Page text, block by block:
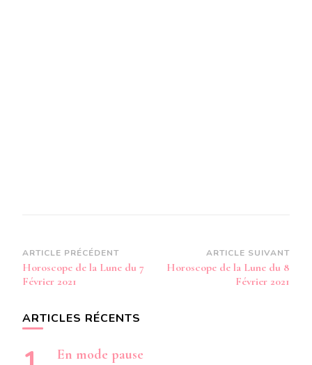
Navigation
d’article
ARTICLE PRÉCÉDENT
Horoscope de la Lune du 7
Février 2021
ARTICLE SUIVANT
Horoscope de la Lune du 8
Février 2021
ARTICLES RÉCENTS
En mode pause